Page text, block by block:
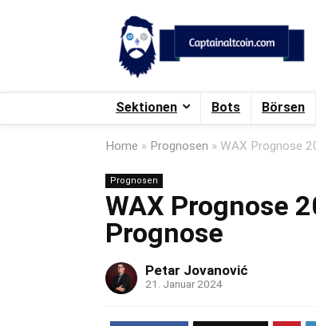
Sektionen Bots Börsen
Home » Prognosen » WAX Prognose
Prognosen
WAX Prognose
Prognose
Petar Jovanović
21. Januar 2024